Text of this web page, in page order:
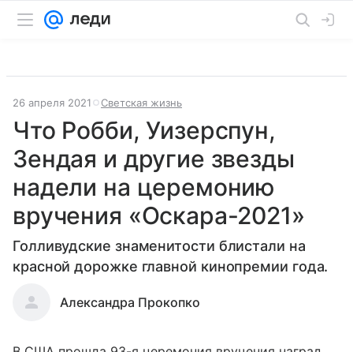
26 апреля 2021 Светская жизнь
Что Робби, Уизерспун,
Зендая и другие звезды
надели на церемонию
вручения «Оскара-2021»
Голливудские знаменитости блистали на
красной дорожке главной кинопремии года.
Александра Прокопко